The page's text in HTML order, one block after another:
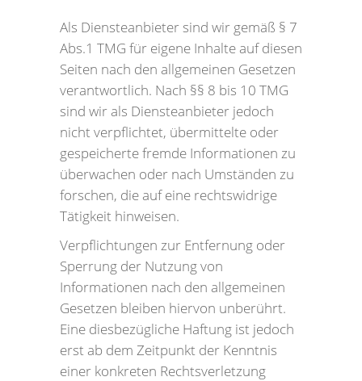
Als Diensteanbieter sind wir gemäß § 7
Abs.1 TMG für eigene Inhalte auf diesen
Seiten nach den allgemeinen Gesetzen
verantwortlich. Nach §§ 8 bis 10 TMG
sind wir als Diensteanbieter jedoch
nicht verpflichtet, übermittelte oder
gespeicherte fremde Informationen zu
überwachen oder nach Umständen zu
forschen, die auf eine rechtswidrige
Tätigkeit hinweisen.
Verpflichtungen zur Entfernung oder
Sperrung der Nutzung von
Informationen nach den allgemeinen
Gesetzen bleiben hiervon unberührt.
Eine diesbezügliche Haftung ist jedoch
erst ab dem Zeitpunkt der Kenntnis
einer konkreten Rechtsverletzung